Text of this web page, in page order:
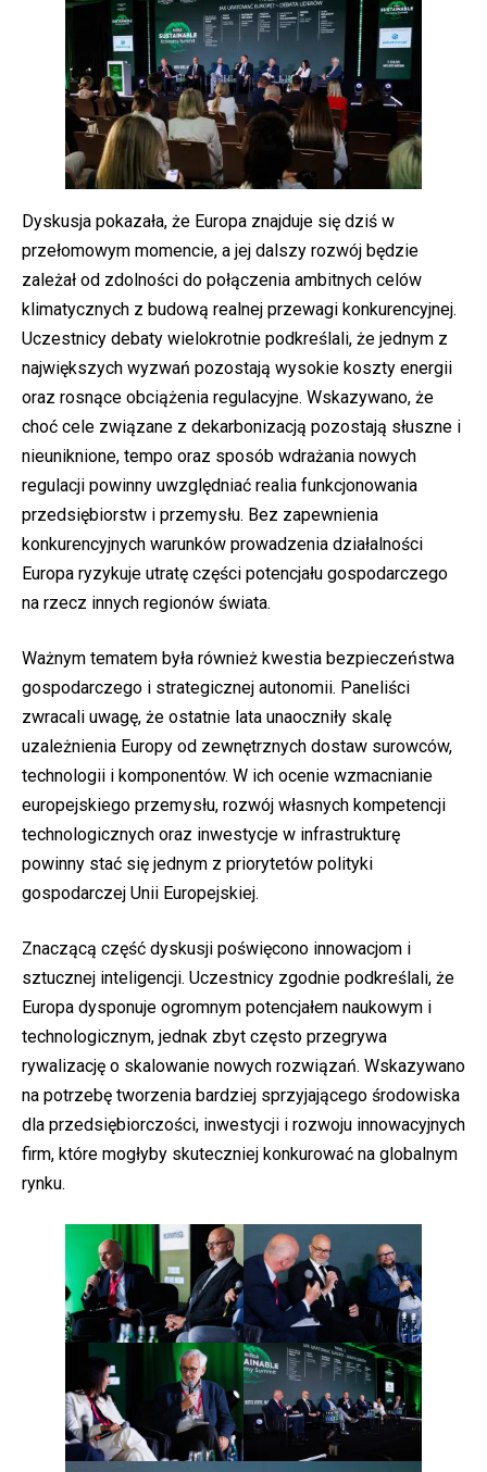
Dyskusja pokazała, że Europa znajduje się dziś w
przełomowym momencie, a jej dalszy rozwój będzie
zależał od zdolności do połączenia ambitnych celów
klimatycznych z budową realnej przewagi konkurencyjnej.
Uczestnicy debaty wielokrotnie podkreślali, że jednym z
największych wyzwań pozostają wysokie koszty energii
oraz rosnące obciążenia regulacyjne. Wskazywano, że
choć cele związane z dekarbonizacją pozostają słuszne i
nieuniknione, tempo oraz sposób wdrażania nowych
regulacji powinny uwzględniać realia funkcjonowania
przedsiębiorstw i przemysłu. Bez zapewnienia
konkurencyjnych warunków prowadzenia działalności
Europa ryzykuje utratę części potencjału gospodarczego
na rzecz innych regionów świata.
Ważnym tematem była również kwestia bezpieczeństwa
gospodarczego i strategicznej autonomii. Paneliści
zwracali uwagę, że ostatnie lata unaoczniły skalę
uzależnienia Europy od zewnętrznych dostaw surowców,
technologii i komponentów. W ich ocenie wzmacnianie
europejskiego przemysłu, rozwój własnych kompetencji
technologicznych oraz inwestycje w infrastrukturę
powinny stać się jednym z priorytetów polityki
gospodarczej Unii Europejskiej.
Znaczącą część dyskusji poświęcono innowacjom i
sztucznej inteligencji. Uczestnicy zgodnie podkreślali, że
Europa dysponuje ogromnym potencjałem naukowym i
technologicznym, jednak zbyt często przegrywa
rywalizację o skalowanie nowych rozwiązań. Wskazywano
na potrzebę tworzenia bardziej sprzyjającego środowiska
dla przedsiębiorczości, inwestycji i rozwoju innowacyjnych
firm, które mogłyby skuteczniej konkurować na globalnym
rynku.